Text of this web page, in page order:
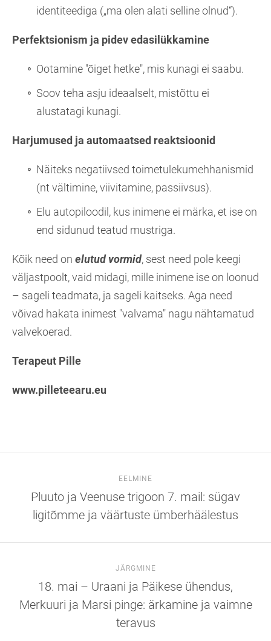
identiteediga („ma olen alati selline olnud“).
Perfektsionism ja pidev edasilükkamine
Ootamine "õiget hetke", mis kunagi ei saabu.
Soov teha asju ideaalselt, mistõttu ei
alustatagi kunagi.
Harjumused ja automaatsed reaktsioonid
Näiteks negatiivsed toimetulekumehhanismid
(nt vältimine, viivitamine, passiivsus).
Elu autopiloodil, kus inimene ei märka, et ise on
end sidunud teatud mustriga.
Kõik need on elutud vormid, sest need pole keegi
väljastpoolt, vaid midagi, mille inimene ise on loonud
– sageli teadmata, ja sageli kaitseks. Aga need
võivad hakata inimest "valvama" nagu nähtamatud
valvekoerad.
Terapeut Pille
www.pilleteearu.eu
EELMINE
Pluuto ja Veenuse trigoon 7. mail: sügav
ligitõmme ja väärtuste ümberhäälestus
JÄRGMINE
18. mai – Uraani ja Päikese ühendus,
Merkuuri ja Marsi pinge: ärkamine ja vaimne
teravus